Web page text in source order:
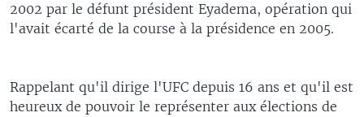
2002 par le défunt président Eyadema, opération qui
l'avait écarté de la course à la présidence en 2005.
Rappelant qu'il dirige l'UFC depuis 16 ans et qu'il est
heureux de pouvoir le représenter aux élections de